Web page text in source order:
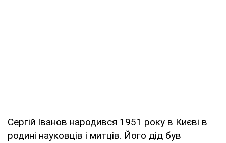
Сергій Іванов народився 1951 року в Києві в
родині науковців і митців. Його дід був